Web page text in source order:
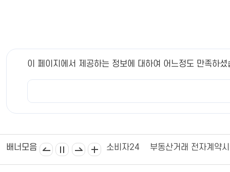
이 페이지에서 제공하는 정보에 대하여 어느정도 만족하셨
배너모음
상공회의소 김제시의회 소비자24 부동산거래 전자계약